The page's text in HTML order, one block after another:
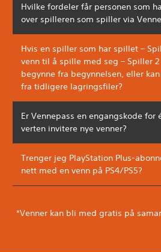
Hvilke fordeler får personen som
over spilleren som spiller via
Hvis en spiller som har spillet –
venn til å spille med seg – Spiller
begynne fra begynnelsen, eller
fra tidligere lagringsfiler?
Er Vennepass en engangskode for
verten invitere nye venner?
Trenger jeg PlayStation Plus-
nett med en venn på PS4/PS5?
*Venner kan bli med gratis på